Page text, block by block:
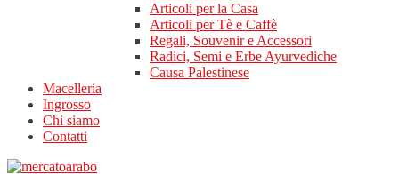
Articoli per la Casa
Articoli per Tè e Caffè
Regali, Souvenir e Accessori
Radici, Semi e Erbe Ayurvediche
Causa Palestinese
Macelleria
Ingrosso
Chi siamo
Contatti